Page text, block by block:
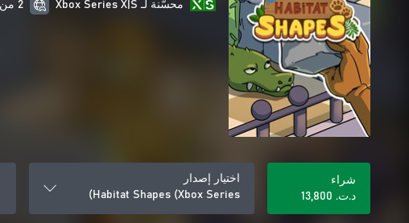
محسّنة لـ Xbox Series X|S 2 من اللغات المدعمة
شراء
د.ت.‏ 13,800
اختيار إصدار
Habitat Shapes (Xbox Series)